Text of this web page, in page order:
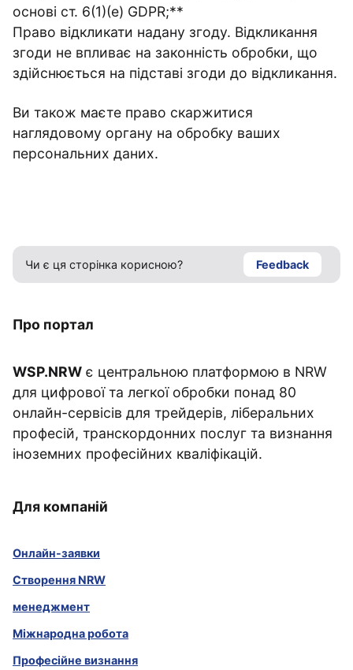
основі ст. 6(1)(e) GDPR;**
Право відкликати надану згоду. Відкликання
згоди не впливає на законність обробки, що
здійснюється на підставі згоди до відкликання.
Ви також маєте право скаржитися
наглядовому органу на обробку ваших
персональних даних.
Чи є ця сторінка корисною? Feedback
Про портал
WSP.NRW є центральною платформою в NRW
для цифрової та легкої обробки понад 80
онлайн-сервісів для трейдерів, ліберальних
професій, транскордонних послуг та визнання
іноземних професійних кваліфікацій.
Для компаній
Онлайн-заявки
Створення NRW
менеджмент
Міжнародна робота
Професійне визнання